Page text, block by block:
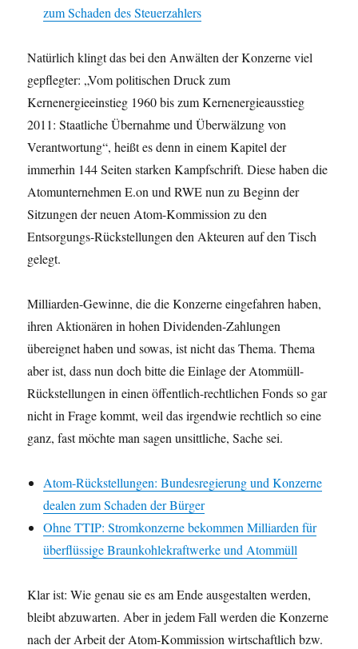
zum Schaden des Steuerzahlers
Natürlich klingt das bei den Anwälten der Konzerne viel
gepflegter: „Vom politischen Druck zum
Kernenergieeinstieg 1960 bis zum Kernenergieausstieg
2011: Staatliche Übernahme und Überwälzung von
Verantwortung“, heißt es denn in einem Kapitel der
immerhin 144 Seiten starken Kampfschrift. Diese haben die
Atomunternehmen E.on und RWE nun zu Beginn der
Sitzungen der neuen Atom-Kommission zu den
Entsorgungs-Rückstellungen den Akteuren auf den Tisch
gelegt.
Milliarden-Gewinne, die die Konzerne eingefahren haben,
ihren Aktionären in hohen Dividenden-Zahlungen
übereignet haben und sowas, ist nicht das Thema. Thema
aber ist, dass nun doch bitte die Einlage der Atommüll-
Rückstellungen in einen öffentlich-rechtlichen Fonds so gar
nicht in Frage kommt, weil das irgendwie rechtlich so eine
ganz, fast möchte man sagen unsittliche, Sache sei.
Atom-Rückstellungen: Bundesregierung und Konzerne
dealen zum Schaden der Bürger
Ohne TTIP: Stromkonzerne bekommen Milliarden für
überflüssige Braunkohlekraftwerke und Atommüll
Klar ist: Wie genau sie es am Ende ausgestalten werden,
bleibt abzuwarten. Aber in jedem Fall werden die Konzerne
nach der Arbeit der Atom-Kommission wirtschaftlich bzw.